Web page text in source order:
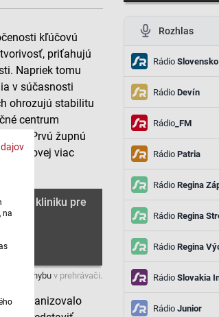
na
kľúčovú
priťahujú
Napriek tomu
v súčasnosti
ohrozujú stabilitu
centrum
Prvú župnú
viac
kliniku pre
nám chybu v prehrávači.
zorganizovalo
Rozhlas
RádioSlovensko
RádioDevín
Rádio_FM
RádioPatria
RádioRegina
RádioRegina
RádioRegina
RádioSlovakia
RádioJunior